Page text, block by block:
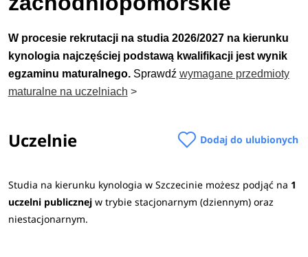
W procesie rekrutacji na studia 2026/2027 na kierunku
kynologia najczęściej podstawą kwalifikacji jest wynik
egzaminu maturalnego. Sprawdź wymagane przedmioty
maturalne na uczelniach >
Uczelnie Dodaj do ulubionych
Studia na kierunku kynologia w Szczecinie możesz podjąć na 1
uczelni publicznejw trybie stacjonarnym (dziennym) oraz
niestacjonarnym.